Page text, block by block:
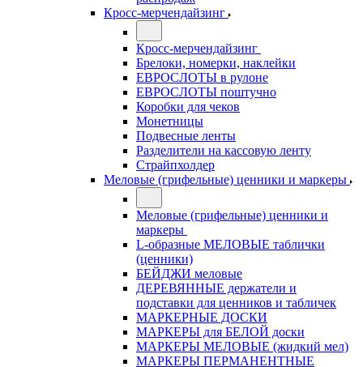
Кросс-мерчендайзинг
Кросс-мерчендайзинг
Брелоки, номерки, наклейки
ЕВРОСЛОТЫ в рулоне
ЕВРОСЛОТЫ поштучно
Коробки для чеков
Монетницы
Подвесные ленты
Разделители на кассовую ленту
Страйпхолдер
Меловые (грифельные) ценники и маркеры
Меловые (грифельные) ценники и
маркеры
L-образные МЕЛОВЫЕ таблички
(ценники)
БЕЙДЖИ меловые
ДЕРЕВЯННЫЕ держатели и
подставки для ценников и табличек
МАРКЕРНЫЕ ДОСКИ
МАРКЕРЫ для БЕЛОЙ доски
МАРКЕРЫ МЕЛОВЫЕ (жидкий мел)
МАРКЕРЫ ПЕРМАНЕНТНЫЕ